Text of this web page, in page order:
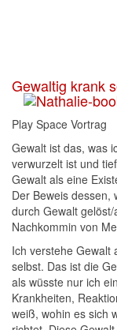
Gewaltig krank
Play Space Vortrag
Gewalt ist das, was
verwurzelt ist und
Gewalt als eine
Der Beweis dessen,
durch Gewalt
Nachkommin von
Ich verstehe Gewalt
selbst. Das ist die
als wüsste nur ich
Krankheiten,
weiß, wohin es sich